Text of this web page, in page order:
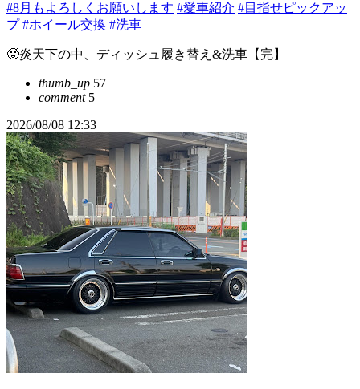
#8月もよろしくお願いします #愛車紹介 #目指せピックアッ
プ #ホイール交換 #洗車
🥵炎天下の中、ディッシュ履き替え&洗車【完】
thumb_up 57
comment5
2026/08/08 12:33